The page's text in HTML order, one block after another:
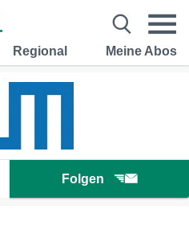
Regional Meine Abos
Folgen